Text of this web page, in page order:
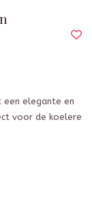
een elegante en
voor de koelere